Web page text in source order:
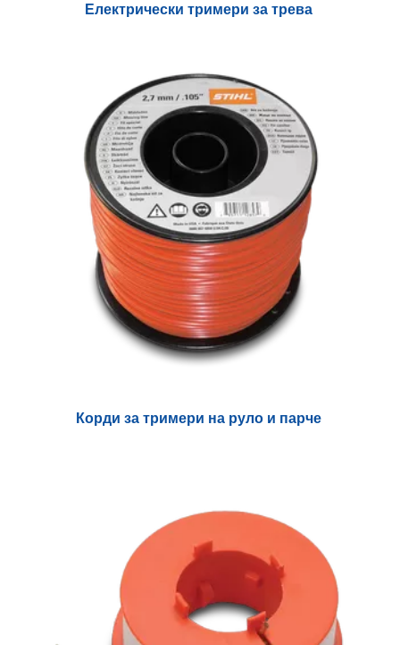
Електрически тримери за трева
Корди за тримери на руло и парче